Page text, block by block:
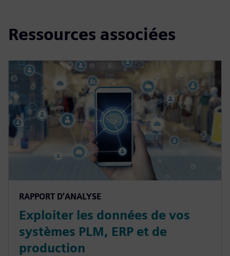
Ressources associées
RAPPORT D'ANALYSE
Exploiter les données de vos
systèmes PLM, ERP et de
production